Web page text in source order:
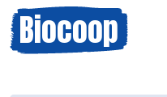
Biocoop